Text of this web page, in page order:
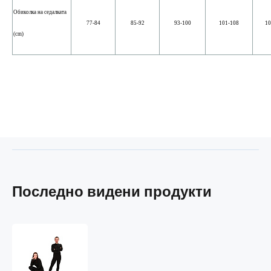
Обиколка на седалката
(cm)
77-84 85-92 93-100 101-108
Последно видени продукти